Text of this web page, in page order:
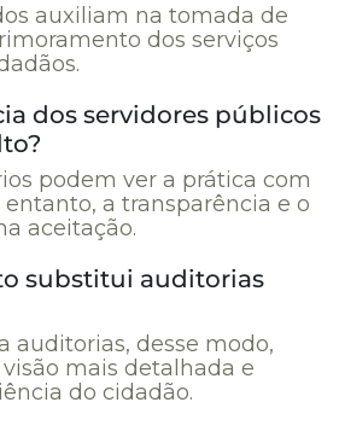
auxiliam na tomada de
dos serviços
dos servidores públicos
podem ver a prática com
a transparência e o
aceitação.
substitui auditorias
auditorias, desse modo,
mais detalhada e
do cidadão.